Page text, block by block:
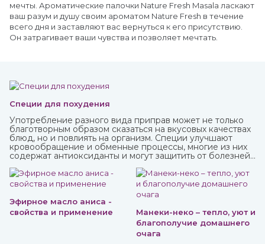
мечты. Ароматические палочки Nature Fresh Masala ласкают
ваш разум и душу своим ароматом Nature Fresh в течение
всего дня и заставляют вас вернуться к его присутствию.
Он затрагивает ваши чувства и позволяет мечтать.
Специи для похудения
Употребление разного вида приправ может не только
благотворным образом сказаться на вкусовых качествах
блюд, но и повлиять на организм. Специи улучшают
кровообращение и обменные процессы, многие из них
содержат антиоксиданты и могут защитить от болезней,
чисто восточные, вы можете купить в интернет-магазине
ИндоКитай.
Эфирное масло аниса -
свойства и применение
Манеки-неко – тепло, уют и
благополучие домашнего
очага